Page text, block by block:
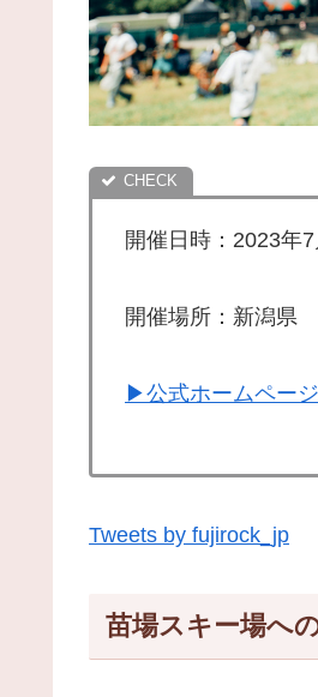
開催日時：2023年
開催場所：新潟
▶︎公式ホームペー
Tweets by fujirock_jp
苗場スキー場へ